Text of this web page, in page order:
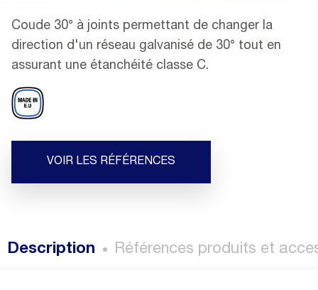
Coude 30° à joints permettant de changer la
direction d'un réseau galvanisé de 30° tout en
assurant une étanchéité classe C.
VOIR LES RÉFÉRENCES
Description Références produits et